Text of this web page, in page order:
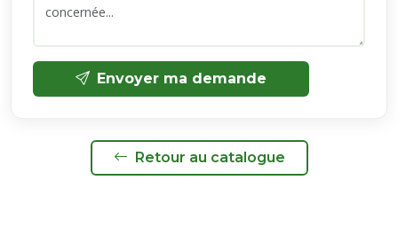
Envoyer ma demande
Retour au catalogue